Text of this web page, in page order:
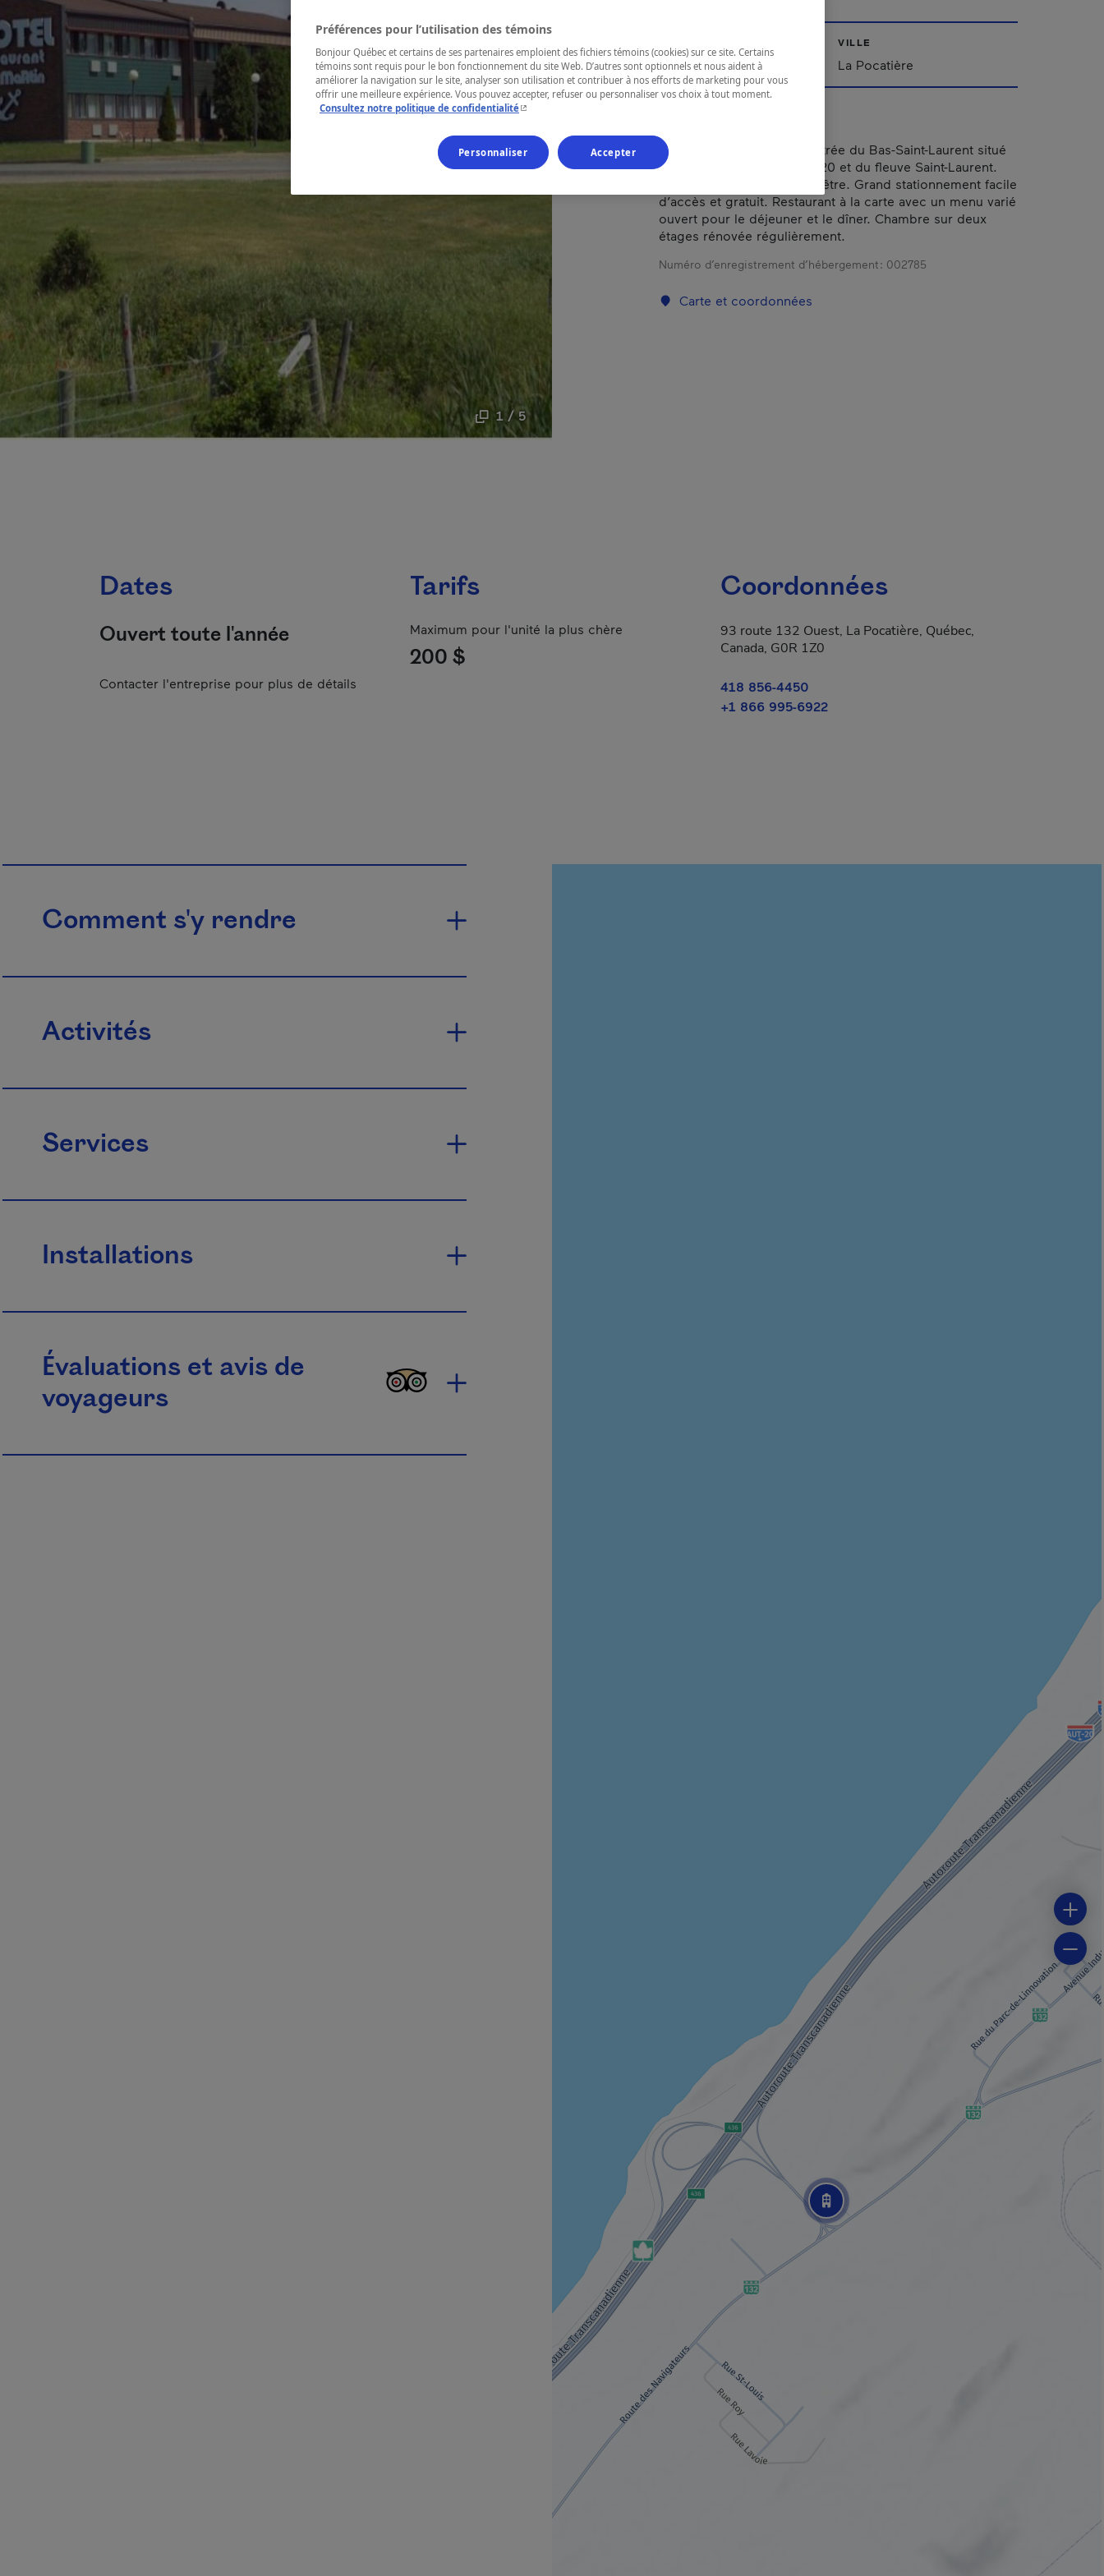
1 / 5
Bas-Saint-Laurent
VILLE
La Pocatière
Hôtel incontournable à l’entrée du Bas-Saint-Laurent situé
en bordure de l’autoroute 20 et du fleuve Saint-Laurent.
Décoration de style champêtre. Grand stationnement facile
d’accès et gratuit. Restaurant à la carte avec un menu varié
ouvert pour le déjeuner et le dîner. Chambre sur deux
étages rénovée régulièrement.
Numéro d’enregistrement d’hébergement : 002785
Carte et coordonnées
Dates
Ouvert toute l'année
Contacter l'entreprise pour plus de détails
Tarifs
Maximum pour l'unité la plus chère
200 $
Coordonnées
93 route 132 Ouest, La Pocatière, Québec,
Canada, G0R 1Z0
418 856-4450
+1 866 995-6922
Comment s'y rendre
Activités
Services
Installations
Évaluations et avis de
voyageurs
Préférences pour l’utilisation des témoins
Bonjour Québec et certains de ses partenaires emploient des fichiers témoins (cookies) sur ce site. Certains
témoins sont requis pour le bon fonctionnement du site Web. D’autres sont optionnels et nous aident à
améliorer la navigation sur le site, analyser son utilisation et contribuer à nos efforts de marketing pour vous
offrir une meilleure expérience. Vous pouvez accepter, refuser ou personnaliser vos choix à tout moment.
Consultez notre politique de confidentialité- Cet hyperlien s'ouvrira dans une nouvelle fenêtre.
Personnaliser Accepter